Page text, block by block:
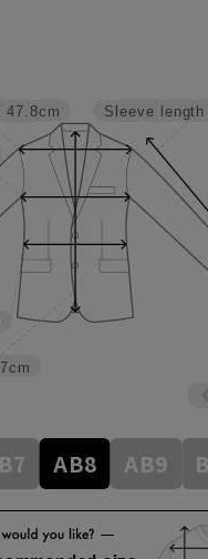
Sleeve length
47.8cm
AB8 AB9